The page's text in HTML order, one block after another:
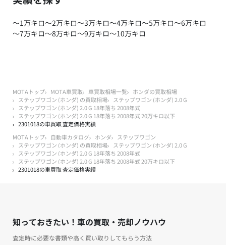
～1万キロ～2万キロ～3万キロ～4万キロ～5万キロ～6万キロ
～7万キロ～8万キロ～9万キロ～10万キロ
MOTAトップ MOTA車買取 車買取相場一覧
ホンダの買取相場
ステップワゴン (ホンダ) の買取相場
ステップワゴン (ホンダ) 2.0 G
ステップワゴン (ホンダ) 2.0 G 18年落ち 2008年式
ステップワゴン (ホンダ) 2.0 G 18年落ち 2008年式 20万キロ以下
2301018の車買取 査定価格実績
MOTAトップ
自動車カタログ ホンダ
ステップワゴン
ステップワゴン (ホンダ) の買取相場
ステップワゴン (ホンダ) 2.0 G
ステップワゴン (ホンダ) 2.0 G 18年落ち 2008年式
ステップワゴン (ホンダ) 2.0 G 18年落ち 2008年式 20万キロ以下
2301018の車買取 査定価格実績
知っておきたい！車の買取・売却ノウハウ
査定時に必要な書類や高く買い取りしてもらう方法